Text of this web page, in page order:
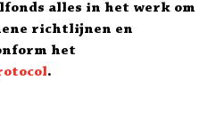
alles in het werk om
richtlijnen en
het
.